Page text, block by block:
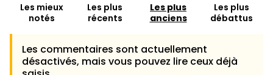
Les mieux
notés
Les plus
récents
Les plus
anciens
Les plus
débattus
Les commentaires sont actuellement
désactivés, mais vous pouvez lire ceux déjà